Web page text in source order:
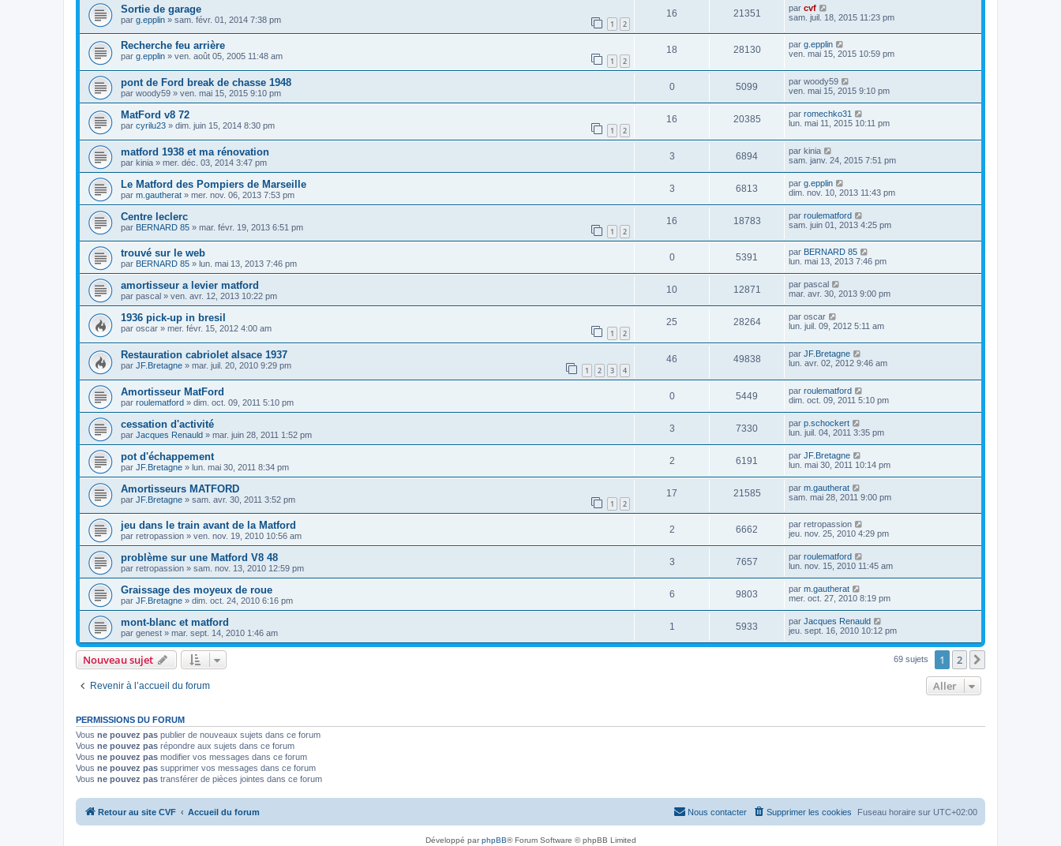
Sortie de garage
par g.epplin » sam. févr. 01, 2014 7:38 pm 1 2
16 21351 par cvf
sam. juil. 18, 2015 11:23 pm
Recherche feu arrière
par g.epplin » ven. août 05, 2005 11:48 am 1 2
18 28130 par g.epplin
ven. mai 15, 2015 10:59 pm
pont de Ford break de chasse 1948
par woody59 » ven. mai 15, 2015 9:10 pm
0 5099 par woody59
ven. mai 15, 2015 9:10 pm
MatFord v8 72
par cyrilu23 » dim. juin 15, 2014 8:30 pm 1 2
16 20385 par romechko31
lun. mai 11, 2015 10:11 pm
matford 1938 et ma rénovation
par kinia » mer. déc. 03, 2014 3:47 pm
3 6894 par kinia
sam. janv. 24, 2015 7:51 pm
Le Matford des Pompiers de Marseille
par m.gautherat » mer. nov. 06, 2013 7:53 pm
3 6813 par g.epplin
dim. nov. 10, 2013 11:43 pm
Centre leclerc
par BERNARD 85 » mar. févr. 19, 2013 6:51 pm 1 2
16 18783 par roulematford
sam. juin 01, 2013 4:25 pm
trouvé sur le web
par BERNARD 85 » lun. mai 13, 2013 7:46 pm
0 5391 par BERNARD 85
lun. mai 13, 2013 7:46 pm
amortisseur a levier matford
par pascal » ven. avr. 12, 2013 10:22 pm
10 12871 par pascal
mar. avr. 30, 2013 9:00 pm
1936 pick-up in bresil
par oscar » mer. févr. 15, 2012 4:00 am 1 2
25 28264 par oscar
lun. juil. 09, 2012 5:11 am
Restauration cabriolet alsace 1937
par JF.Bretagne » mar. juil. 20, 2010 9:29 pm 1 2 3 4
46 49838 par JF.Bretagne
lun. avr. 02, 2012 9:46 am
Amortisseur MatFord
par roulematford » dim. oct. 09, 2011 5:10 pm
0 5449 par roulematford
dim. oct. 09, 2011 5:10 pm
cessation d'activité
par Jacques Renauld » mar. juin 28, 2011 1:52 pm
3 7330 par p.schockert
lun. juil. 04, 2011 3:35 pm
pot d'échappement
par JF.Bretagne » lun. mai 30, 2011 8:34 pm
2 6191 par JF.Bretagne
lun. mai 30, 2011 10:14 pm
Amortisseurs MATFORD
par JF.Bretagne » sam. avr. 30, 2011 3:52 pm 1 2
17 21585 par m.gautherat
sam. mai 28, 2011 9:00 pm
jeu dans le train avant de la Matford
par retropassion » ven. nov. 19, 2010 10:56 am
2 6662 par retropassion
jeu. nov. 25, 2010 4:29 pm
problème sur une Matford V8 48
par retropassion » sam. nov. 13, 2010 12:59 pm
3 7657 par roulematford
lun. nov. 15, 2010 11:45 am
Graissage des moyeux de roue
par JF.Bretagne » dim. oct. 24, 2010 6:16 pm
6 9803 par m.gautherat
mer. oct. 27, 2010 8:19 pm
mont-blanc et matford
par genest » mar. sept. 14, 2010 1:46 am
1 5933 par Jacques Renauld
jeu. sept. 16, 2010 10:12 pm
Nouveau sujet 69 sujets 1 2
Revenir à l’accueil du forum Aller
PERMISSIONS DU FORUM
Vous ne pouvez pas publier de nouveaux sujets dans ce forum
Vous ne pouvez pas répondre aux sujets dans ce forum
Vous ne pouvez pas modifier vos messages dans ce forum
Vous ne pouvez pas supprimer vos messages dans ce forum
Vous ne pouvez pas transférer de pièces jointes dans ce forum
Retour au site CVF Accueil du forum Fuseau horaire sur UTC+02:00
Supprimer les cookies
Nous contacter
Développé parphpBB® Forum Software © phpBB Limited